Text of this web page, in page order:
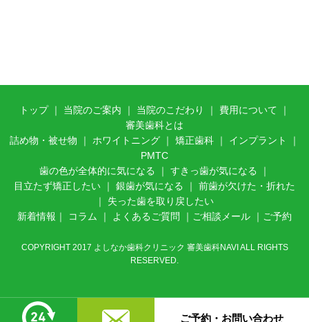
ご予約・お問い合わせ
トップ｜ 当院のご案内 ｜ 当 院のこだわり ｜ 費用について ｜
審美歯科とは
詰め物・被せ物 ｜ ホワイトニング ｜ 矯正歯科 ｜ インプラント
｜
PMTC
歯の色が全体的に気になる
｜ すきっ歯が気になる
｜
目立たず矯正したい ｜ 銀歯が気になる ｜ 前歯が欠けた・折れた
｜ 失った歯を取り戻したい
新着情報 ｜ コラム ｜ よくあるご質問 ｜ ご相談メール ｜ ご予約
COPYRIGHT 2017 よしなか歯科クリニック 審美歯科NAVI ALL RIGHTS
RESERVED.